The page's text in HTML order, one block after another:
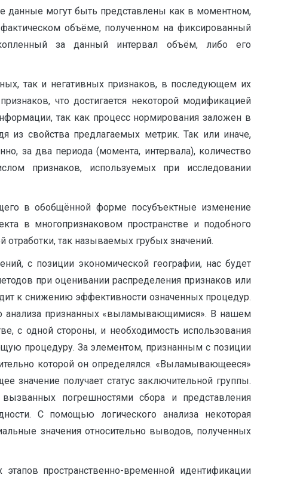
данные могут быть представлены как в моментном,
объёме, полученном на фиксированный
за данный интервал объём, либо его
так и негативных признаков, в последующем их
что достигается некоторой модификацией
так как процесс нормирования заложен в
из свойства предлагаемых метрик. Так или иначе,
за два периода (момента, интервала), количество
признаков, используемых при исследовании
в обобщённой форме посубъектные изменение
в многопризнаковом пространстве и подобного
так называемых грубых значений.
с позиции экономической географии, нас будет
при оценивании распределения признаков или
к снижению эффективности означенных процедур.
анализа признанных «выламывающимися». В нашем
с одной стороны, и необходимость использования
процедуру. За элементом, признанным с позиции
которой он определялся. «Выламывающееся»
значение получает статус заключительной группы.
погрешностями сбора и представления
С помощью логического анализа некоторая
значения относительно выводов, полученных
пространственно-временной идентификации